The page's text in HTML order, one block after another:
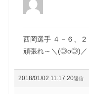
西岡選手 ４－６、
頑張れ～＼(◎o◎)／
2018/01/02 11:17:20返信